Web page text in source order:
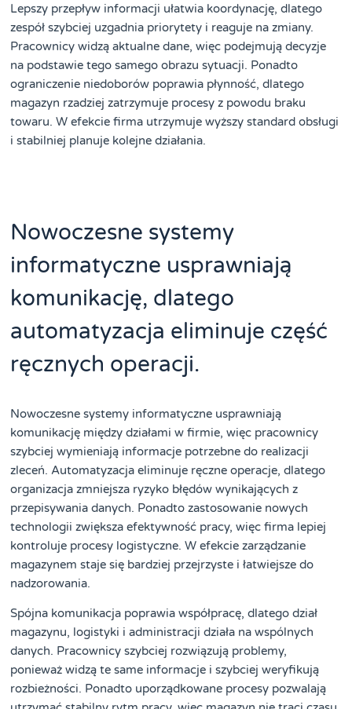
Lepszy przepływ informacji ułatwia koordynację, dlatego
zespół szybciej uzgadnia priorytety i reaguje na zmiany.
Pracownicy widzą aktualne dane, więc podejmują decyzje
na podstawie tego samego obrazu sytuacji. Ponadto
ograniczenie niedoborów poprawia płynność, dlatego
magazyn rzadziej zatrzymuje procesy z powodu braku
towaru. W efekcie firma utrzymuje wyższy standard obsługi
i stabilniej planuje kolejne działania.
Nowoczesne systemy
informatyczne usprawniają
komunikację, dlatego
automatyzacja eliminuje część
ręcznych operacji.
Nowoczesne systemy informatyczne usprawniają
komunikację między działami w firmie, więc pracownicy
szybciej wymieniają informacje potrzebne do realizacji
zleceń. Automatyzacja eliminuje ręczne operacje, dlatego
organizacja zmniejsza ryzyko błędów wynikających z
przepisywania danych. Ponadto zastosowanie nowych
technologii zwiększa efektywność pracy, więc firma lepiej
kontroluje procesy logistyczne. W efekcie zarządzanie
magazynem staje się bardziej przejrzyste i łatwiejsze do
nadzorowania.
Spójna komunikacja poprawia współpracę, dlatego dział
magazynu, logistyki i administracji działa na wspólnych
danych. Pracownicy szybciej rozwiązują problemy,
ponieważ widzą te same informacje i szybciej weryfikują
rozbieżności. Ponadto uporządkowane procesy pozwalają